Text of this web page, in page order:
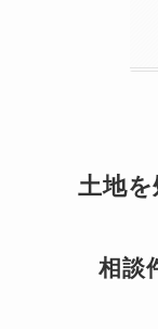
土地
相談